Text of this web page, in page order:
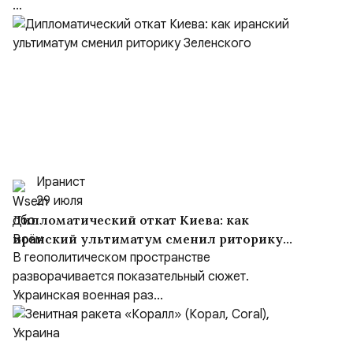
...
Иранист
29 июля
Дипломатический откат Киева: как
иранский ультиматум сменил риторику
Зеленского
В геополитическом пространстве
разворачивается показательный сюжет.
Украинская военная раз...